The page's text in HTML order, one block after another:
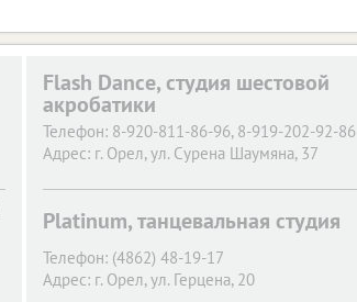
Flash Dance, студия шестовой
акробатики
Телефон: 8-920-811-86-96, 8-919-202-92-86
Адрес: г. Орел, ул. Сурена Шаумяна, 37
Platinum, танцевальная студия
Телефон: (4862) 48-19-17
Адрес: г. Орел, ул. Герцена, 20